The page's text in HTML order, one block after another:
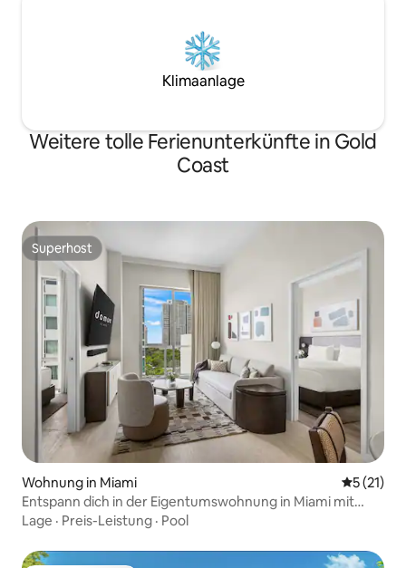
Klimaanlage
Weitere tolle Ferienunterkünfte in Gold
Coast
Superhost
Superhost
Wohnung in Miami
5 (21)
Entspann dich in der Eigentumswohnung in Miami mit
2 Schlafzimmern, Pool und Gartenblick
Lage · Preis-Leistung · Pool